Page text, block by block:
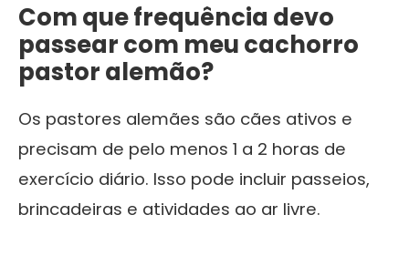
Com que frequência devo
passear com meu cachorro
pastor alemão?
Os pastores alemães são cães ativos e
precisam de pelo menos 1 a 2 horas de
exercício diário. Isso pode incluir passeios,
brincadeiras e atividades ao ar livre.